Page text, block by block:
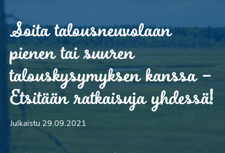
Soita talousneuvolaan
pienen tai suuren
talouskysymyksen kanssa –
Etsitään ratkaisuja yhdessä!
Julkaistu 29.09.2021